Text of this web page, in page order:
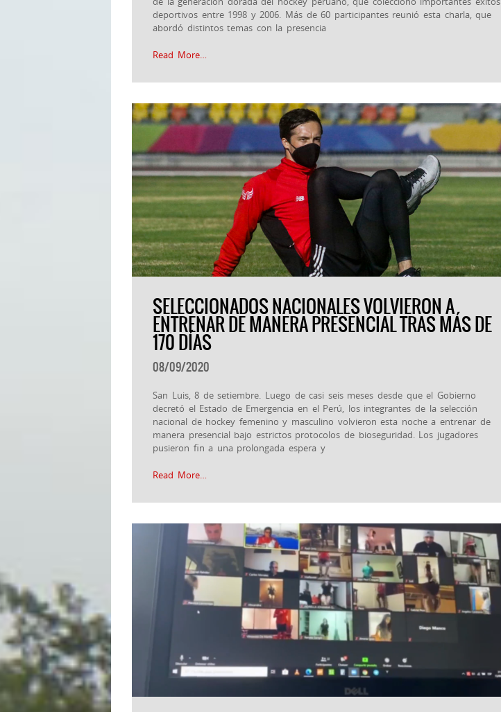
deportivos entre 1998 y 2006. Más de 60 participantes reunió esta charla, que
abordó distintos temas con la presencia
Read More…
SELECCIONADOS NACIONALES VOLVIERON A
ENTRENAR DE MANERA PRESENCIAL TRAS MÁS DE
170 DÍAS
08/09/2020
San Luis, 8 de setiembre. Luego de casi seis meses desde que el Gobierno
decretó el Estado de Emergencia en el Perú, los integrantes de la selección
nacional de hockey femenino y masculino volvieron esta noche a entrenar de
manera presencial bajo estrictos protocolos de bioseguridad. Los jugadores
pusieron fin a una prolongada espera y
Read More…